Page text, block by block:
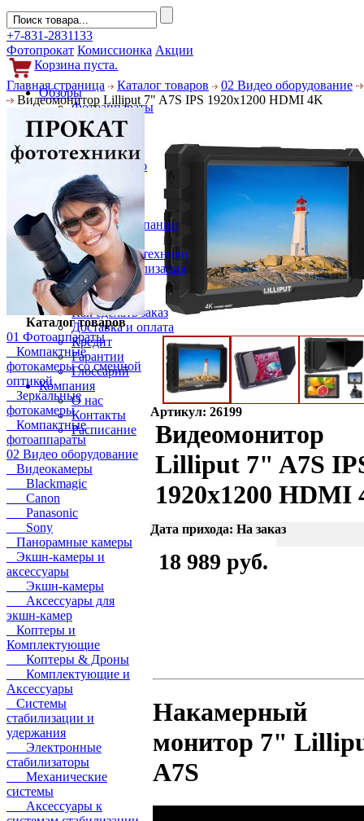
+7-831-2831133
Фотопрокат Комиссионка Акции
Корзина пуста.
Обзоры
Фотоаппараты
Объективы
Фильтры
Новости
Фото и видео
Гаджеты
Аксессуары
Слухи
Новости компании
Услуги
Прокат фототехники
Выкуп и реализация
Покупателям
Акции
Как сделать заказ
Доставка и оплата
Кредит
Гарантии
Глоссарий
Компания
О нас
Контакты
Расписание
Главная страница Каталог товаров
02 Видео оборудование
Видеомонитор Lilliput 7" A7S IPS 1920x1200 HDMI 4K
Каталог товаров
01 Фотоаппараты
Компактные
фотокамеры со сменной
оптикой
Зеркальные
фотокамеры
Компактные
фотоаппараты
02 Видео оборудование
Видеокамеры
Blackmagic
Canon
Panasonic
Sony
Панорамные камеры
Экшн-камеры и
аксессуары
Экшн-камеры
Аксессуары для
экшн-камер
Коптеры и
Комплектующие
Коптеры & Дроны
Комплектующие и
Аксессуары
Системы
стабилизации и
удержания
Электронные
стабилизаторы
Механические
системы
Аксессуары к
Артикул: 26199
Видеомонитор
Lilliput 7" A7S
1920x1200 HDMI
Дата прихода: На заказ
18 989 руб.
Накамерный
монитор 7"
A7S